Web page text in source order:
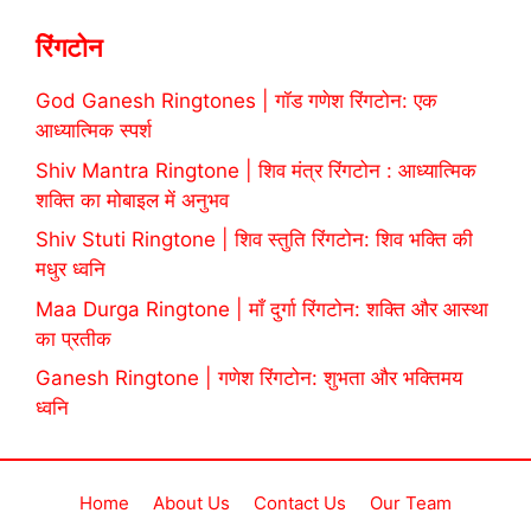
रिंगटोन
God Ganesh Ringtones | गॉड गणेश रिंगटोन: एक
आध्यात्मिक स्पर्श
Shiv Mantra Ringtone | शिव मंत्र रिंगटोन : आध्यात्मिक
शक्ति का मोबाइल में अनुभव
Shiv Stuti Ringtone | शिव स्तुति रिंगटोन: शिव भक्ति की
मधुर ध्वनि
Maa Durga Ringtone | माँ दुर्गा रिंगटोन: शक्ति और आस्था
का प्रतीक
Ganesh Ringtone | गणेश रिंगटोन: शुभता और भक्तिमय
ध्वनि
Home About Us Contact Us Our Team